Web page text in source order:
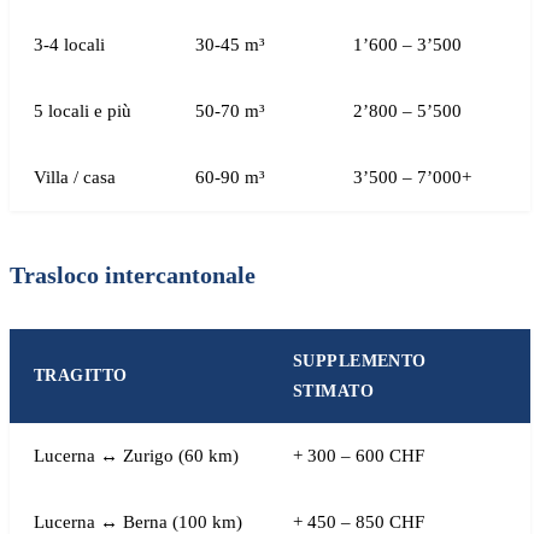
3-4 locali 30-45 m³ 1’600 – 3’500
5 locali e più 50-70 m³ 2’800 – 5’500
Villa / casa 60-90 m³ 3’500 – 7’000+
Trasloco intercantonale
TRAGITTO
SUPPLEMENTO
STIMATO
Lucerna ↔ Zurigo (60 km) + 300 – 600 CHF
Lucerna ↔ Berna (100 km) + 450 – 850 CHF